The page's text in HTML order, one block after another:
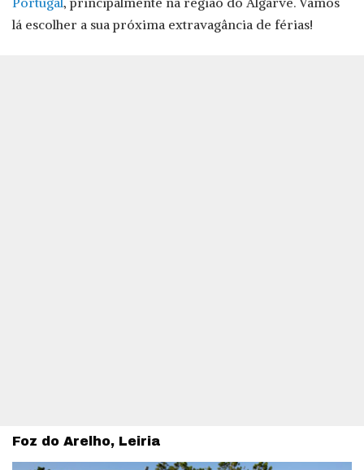
lá escolher a sua próxima extravagância de férias!
Foz do Arelho, Leiria